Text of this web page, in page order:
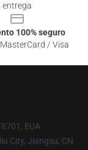
entrega
100% seguro
/ Visa
EUA
City, Jiangsu, CN